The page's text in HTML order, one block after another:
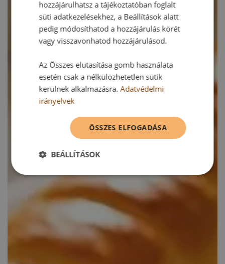
hozzájárulhatsz a tájékoztatóban foglalt
süti adatkezelésekhez, a Beállítások alatt
pedig módosíthatod a hozzájárulás körét
vagy visszavonhatod hozzájárulásod.
Az Összes elutasítása gomb használata
esetén csak a nélkülözhetetlen sütik
kerülnek alkalmazásra.Adatvédelmi
irányelvek
ÖSSZES ELFOGADÁSA
BEÁLLÍTÁSOK